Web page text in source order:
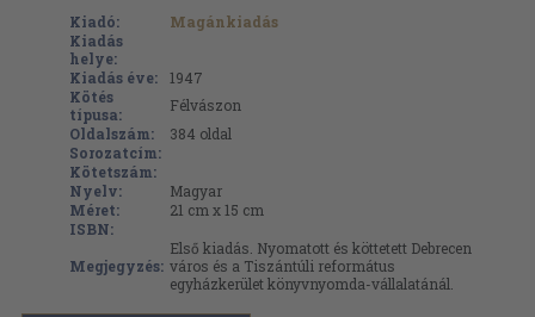
Kiadó:
Magánkiadás
Kiadás
helye:
Kiadás éve:
1947
Kötés
típusa:
Félvászon
Oldalszám:
384 oldal
Sorozatcím:
Kötetszám:
Nyelv:
Magyar
Méret:
21 cm x 15 cm
ISBN:
Megjegyzés:
Első kiadás. Nyomatott és köttetett Debrecen
város és a Tiszántúli református
egyházkerület könyvnyomda-vállalatánál.